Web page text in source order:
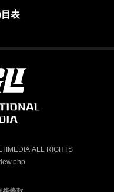
表
國際多媒體股份有限公司 PILI
RIGHTS